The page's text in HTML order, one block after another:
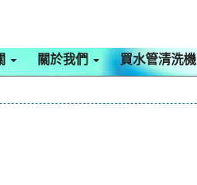
關於我們 買水管清洗機